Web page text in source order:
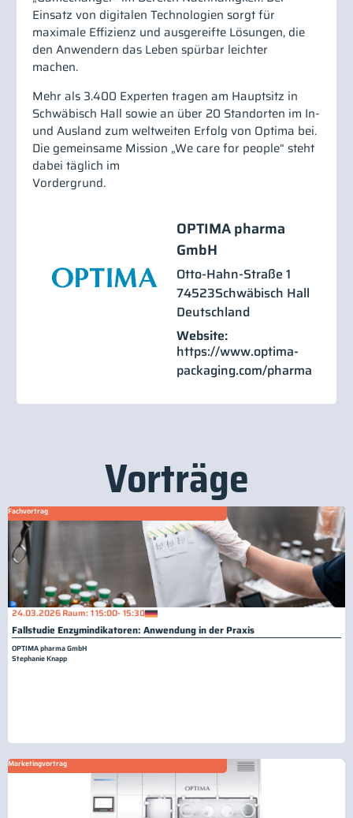
Einsatz von digitalen Technologien sorgt für
maximale Effizienz und ausgereifte Lösungen, die
den Anwendern das Leben spürbar leichter
machen.
Mehr als 3.400 Experten tragen am Hauptsitz in
Schwäbisch Hall sowie an über 20 Standorten im In-
und Ausland zum weltweiten Erfolg von Optima bei.
Die gemeinsame Mission „We care for people“ steht
dabei täglich im
Vordergrund.
OPTIMA pharma
GmbH
Otto-Hahn-Straße 1
74523Schwäbisch Hall
Deutschland
Website:
https://www.optima-
packaging.com/pharma
Vorträge
Fachvortrag
24.03.2026Raum: 115:00- 15:30
Fallstudie Enzymindikatoren: Anwendung in der Praxis
OPTIMA pharma GmbH
Stephanie Knapp
Marketingvortrag